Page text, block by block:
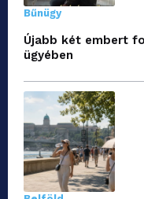
Bűnügy
Újabb két embert
ügyében